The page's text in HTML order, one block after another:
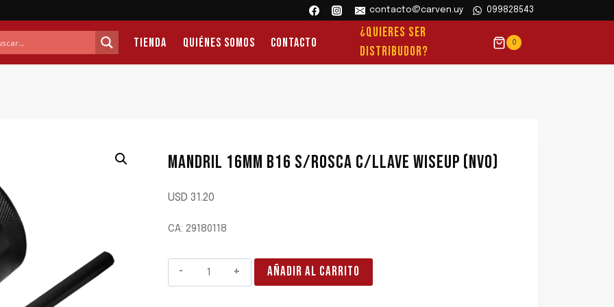
contacto@carven.uy 099828543
Tienda Quiénes Somos Contacto
¿QUIERES SER
DISTRIBUDOR?
0
MANDRIL 16MM B16 S/ROSCA C/LLAVE WISEUP (NVO)
USD31.20
CA: 29180118
MANDRIL
16MM
AÑADIR AL CARRITO